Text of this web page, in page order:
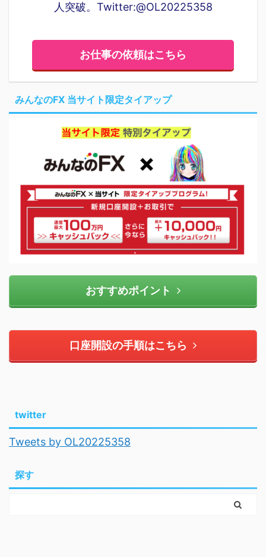
人突破。Twitter:@OL20225358
お仕事の依頼はこちら
みんなのFX 当サイト限定タイアップ
おすすめポイント
口座開設の手順はこちら
twitter
Tweets by OL20225358
探す